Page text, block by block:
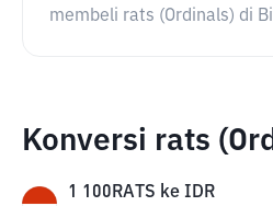
membeli rats (Ordinals) di
Konversi rats
1 100RATS ke IDR